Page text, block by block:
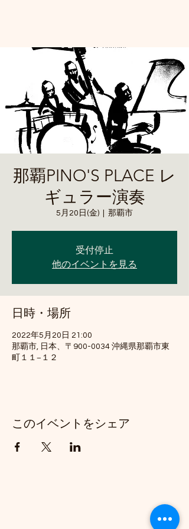
那覇PINO'S PLACE レ
ギュラー演奏
5月20日(金) 那覇市
受付停止
他のイベントを見る
日時・場所
2022年5月20日 21:00
那覇市, 日本、〒900-0034 沖縄県那覇市東
町１１−１２
このイベントをシェア